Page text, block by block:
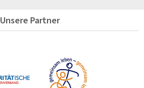
Unsere Partner